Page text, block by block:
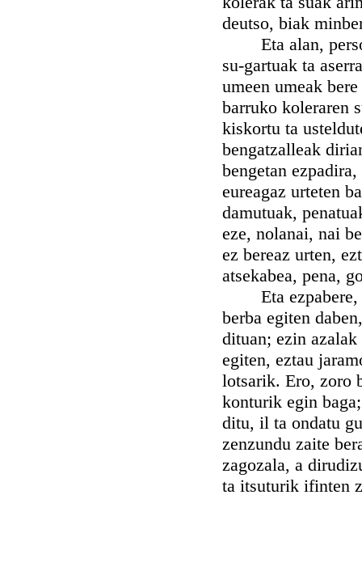
deutso, biak
Eta alan,
su-gartuak ta
umeen umeak
barruko koleraren
kiskortu ta
bengatzalleak
bengetan
eureagaz urteten
damutuak,
eze, nolanai, nai
ez bereaz urten,
atsekabea, pena,
Eta ezpabere,
berba egiten
dituan; ezin
egiten, eztau
lotsarik. Ero, zoro
konturik egin
ditu, il ta ondatu
zenzundu zaite
zagozala, a
ta itsuturik ifinten